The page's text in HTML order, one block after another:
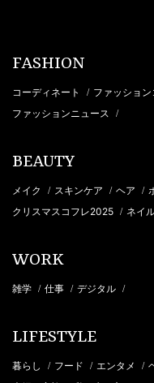
FASHION
コーディネート / ファッション
ファッションニュース /
BEAUTY
メイク / スキンケア / ヘア /
クリスマスコフレ2025 / ネイ
WORK
雑学 / 仕事 / デジタル /
LIFESTYLE
暮らし / フード / エンタメ /